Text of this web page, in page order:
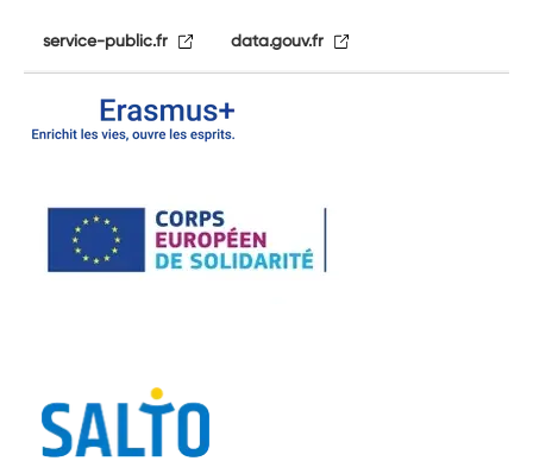
service-public.fr data.gouv.fr